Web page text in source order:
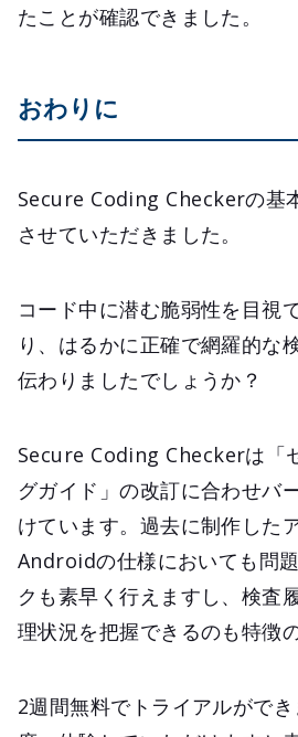
たことが確認できました。
おわりに
Secure Coding Checkerの基
させていただきました。
コード中に潜む脆弱性を目視
り、はるかに正確で網羅的な
伝わりましたでしょうか？
Secure Coding Checkerは「
グガイド」の改訂に合わせバ
けています。過去に制作した
Androidの仕様においても問
クも素早く行えますし、検査
理状況を把握できるのも特徴
2週間無料でトライアルがで